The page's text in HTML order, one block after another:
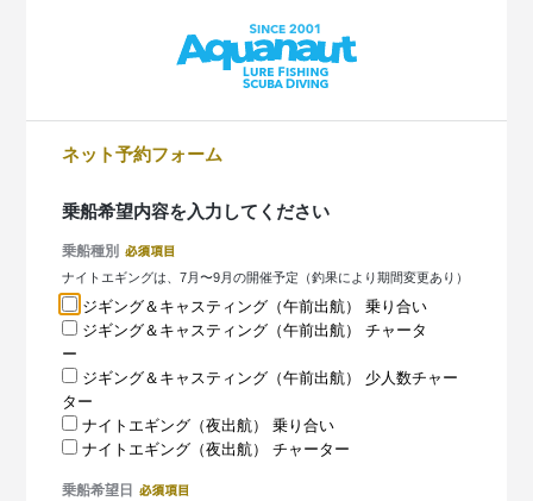
ネット予約フォーム
乗船希望内容を入力してください
乗船種別
ナイトエギングは、7月〜9月の開催予定（釣果により期間変更あり）
ジギング＆キャスティング（午前出航） 乗り合い
ジギング＆キャスティング（午前出航） チャータ
ー
ジギング＆キャスティング（午前出航） 少人数チャー
ター
ナイトエギング（夜出航） 乗り合い
ナイトエギング（夜出航） チャーター
乗船希望日